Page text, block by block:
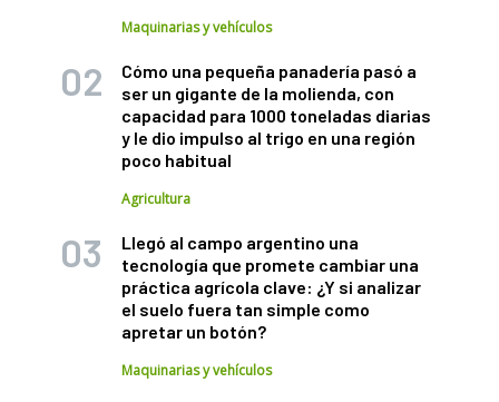
Maquinarias y vehículos
Cómo una pequeña panadería pasó a
ser un gigante de la molienda, con
capacidad para 1000 toneladas diarias
y le dio impulso al trigo en una región
poco habitual
Agricultura
Llegó al campo argentino una
tecnología que promete cambiar una
práctica agrícola clave: ¿Y si analizar
el suelo fuera tan simple como
apretar un botón?
Maquinarias y vehículos